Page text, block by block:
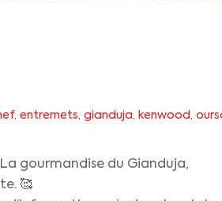
,entremets,gianduja, kenwood ,
gourmandise du Gianduja,
🥰